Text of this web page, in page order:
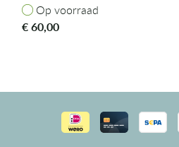
Op voorraad
Op voorraad
€60,00